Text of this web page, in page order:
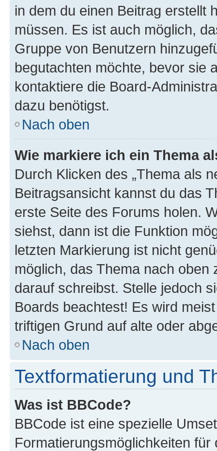
in dem du einen Beitrag erstellt
müssen. Es ist auch möglich,
Gruppe von Benutzern
begutachten möchte, bevor sie
kontaktiere die Board-
dazu benötigst.
Nach oben
Wie markiere ich ein Thema
Durch Klicken des „Thema als
Beitragsansicht kannst du das
erste Seite des Forums holen.
siehst, dann ist die Funktion
letzten Markierung ist nicht
möglich, das Thema nach oben
darauf schreibst. Stelle jedoch
Boards beachtest! Es wird
triftigen Grund auf alte oder
Nach oben
Textformatierung und
Was ist BBCode?
BBCode ist eine spezielle
Formatierungsmöglichkeiten